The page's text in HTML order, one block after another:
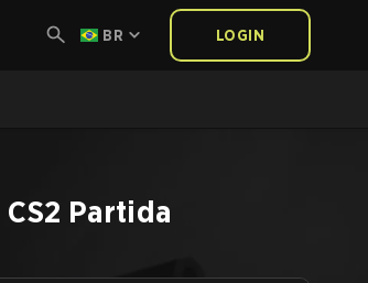
BR LOGIN
CS2 Partida